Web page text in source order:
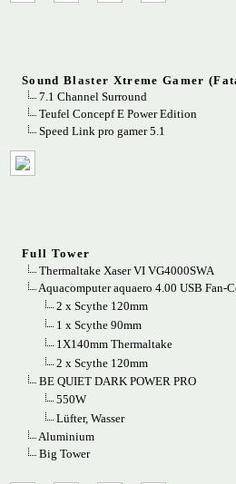
Sound Blaster Xtreme Gamer
7.1 Channel Surround
Teufel Concepf E Power Edition
Speed Link pro gamer 5.1
Full Tower
Thermaltake Xaser VI VG4000SWA
Aquacomputer aquaero 4.00 USB Fan-
2 x Scythe 120mm
1 x Scythe 90mm
1X140mm Thermaltake
2 x Scythe 120mm
BE QUIET DARK POWER PRO
550W
Lüfter, Wasser
Aluminium
Big Tower